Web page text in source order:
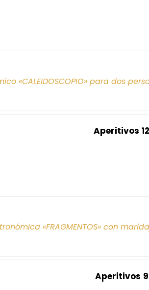
«CALEIDOSCOPIO» para dos
Aperitivos
«FRAGMENTOS» con
Aperitivos